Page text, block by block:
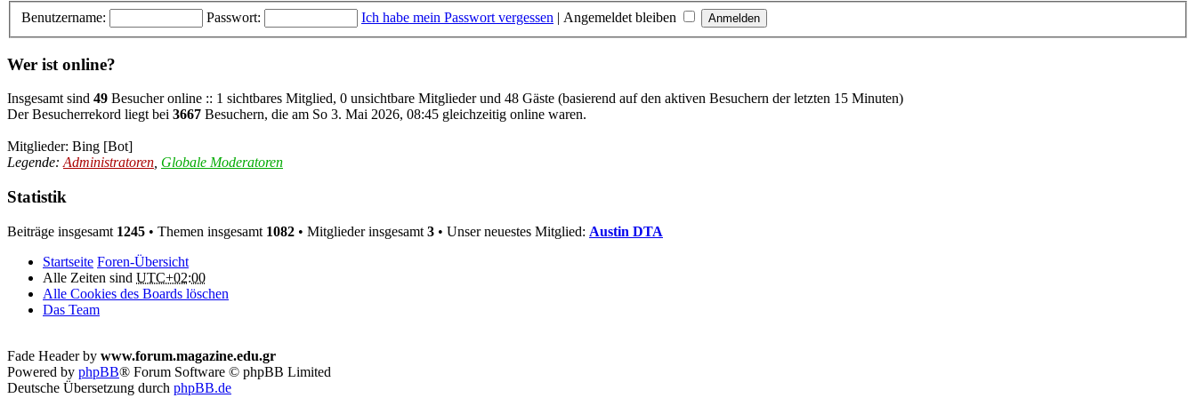
Benutzername: Passwort: Ich habe mein Passwort vergessen | Angemeldet bleiben
Wer ist online?
Insgesamt sind 49 Besucher online :: 1 sichtbares Mitglied, 0 unsichtbare Mitglieder und 48 Gäste (basierend auf den aktiven Besuchern der letzten 15 Minuten)
Der Besucherrekord liegt bei 3667 Besuchern, die am So 3. Mai 2026, 08:45 gleichzeitig online waren.
Mitglieder: Bing [Bot]
Legende:Administratoren, Globale Moderatoren
Statistik
Beiträge insgesamt 1245 • Themen insgesamt 1082 • Mitglieder insgesamt 3 • Unser neuestes Mitglied: Austin DTA
Startseite Foren-Übersicht
Alle Zeiten sind UTC+02:00
Alle Cookies des Boards löschen
Das Team
Fade Header by www.forum.magazine.edu.gr
Powered by phpBB® Forum Software © phpBB Limited
Deutsche Übersetzung durch phpBB.de